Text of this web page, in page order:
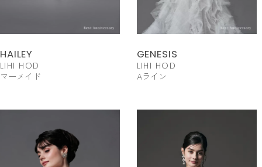
HAILEY
LIHI HOD
マーメイド
GENESIS
LIHI HOD
Aライン